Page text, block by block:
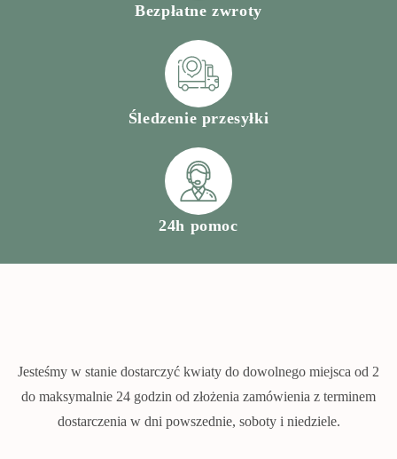
Bezpłatne zwroty
Śledzenie przesyłki
24h pomoc
Jesteśmy w stanie dostarczyć kwiaty do dowolnego miejsca od 2
do maksymalnie 24 godzin od złożenia zamówienia z terminem
dostarczenia w dni powszednie, soboty i niedziele.